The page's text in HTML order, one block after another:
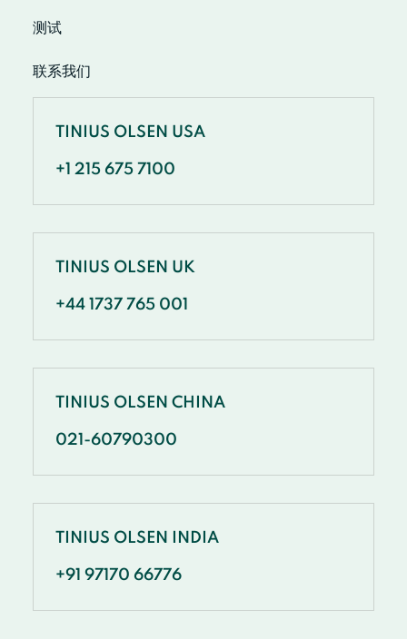
测试
联系我们
TINIUS OLSEN USA
+1 215 675 7100
TINIUS OLSEN UK
+44 1737 765 001
TINIUS OLSEN CHINA
021-60790300
TINIUS OLSEN INDIA
+91 97170 66776